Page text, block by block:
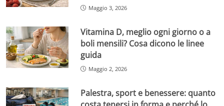
Maggio 3, 2026
Vitamina D, meglio ogni giorno o a
boli mensili? Cosa dicono le linee
guida
Maggio 2, 2026
Palestra, sport e benessere: quanto